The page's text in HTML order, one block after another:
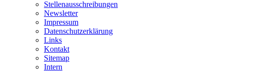
Stellenausschreibungen
Newsletter
Impressum
Datenschutzerklärung
Links
Kontakt
Sitemap
Intern